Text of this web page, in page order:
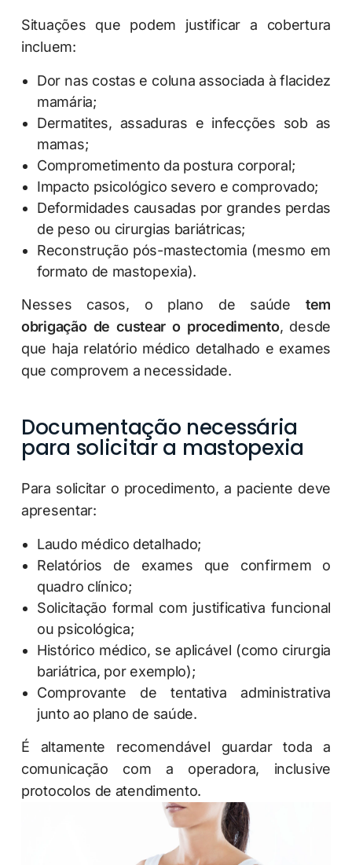
Situações que podem justificar a cobertura
incluem:
Dor nas costas e coluna associada à flacidez
mamária;
Dermatites, assaduras e infecções sob as
mamas;
Comprometimento da postura corporal;
Impacto psicológico severo e comprovado;
Deformidades causadas por grandes perdas
de peso ou cirurgias bariátricas;
Reconstrução pós-mastectomia (mesmo em
formato de mastopexia).
Nesses casos, o plano de saúde tem
obrigação de custear o procedimento, desde
que haja relatório médico detalhado e exames
que comprovem a necessidade.
Documentação necessária
para solicitar a mastopexia
Para solicitar o procedimento, a paciente deve
apresentar:
Laudo médico detalhado;
Relatórios de exames que confirmem o
quadro clínico;
Solicitação formal com justificativa funcional
ou psicológica;
Histórico médico, se aplicável (como cirurgia
bariátrica, por exemplo);
Comprovante de tentativa administrativa
junto ao plano de saúde.
É altamente recomendável guardar toda a
comunicação com a operadora, inclusive
protocolos de atendimento.